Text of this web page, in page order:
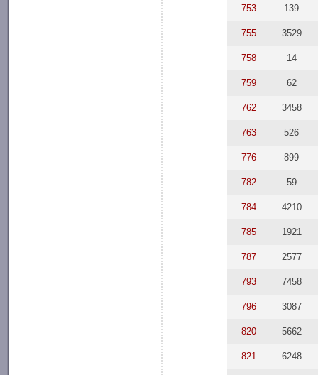
753 139
755 3529
758 14
759 62
762 3458
763 526
776 899
782 59
784 4210
785 1921
787 2577
793 7458
796 3087
820 5662
821 6248